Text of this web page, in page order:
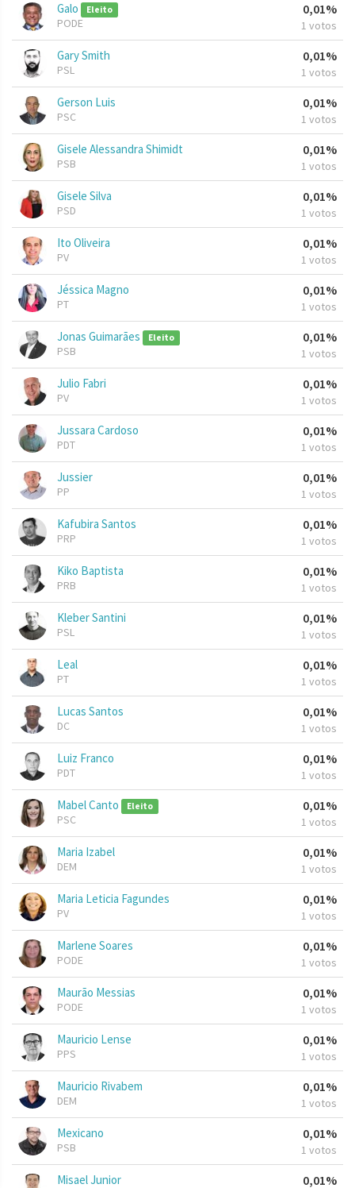
Galo Eleito
PODE
0,01%
1 votos
Gary Smith
PSL
0,01%
1 votos
Gerson Luis
PSC
0,01%
1 votos
Gisele Alessandra Shimidt
PSB
0,01%
1 votos
Gisele Silva
PSD
0,01%
1 votos
Ito Oliveira
PV
0,01%
1 votos
Jéssica Magno
PT
0,01%
1 votos
Jonas Guimarães Eleito
PSB
0,01%
1 votos
Julio Fabri
PV
0,01%
1 votos
Jussara Cardoso
PDT
0,01%
1 votos
Jussier
PP
0,01%
1 votos
Kafubira Santos
PRP
0,01%
1 votos
Kiko Baptista
PRB
0,01%
1 votos
Kleber Santini
PSL
0,01%
1 votos
Leal
PT
0,01%
1 votos
Lucas Santos
DC
0,01%
1 votos
Luiz Franco
PDT
0,01%
1 votos
Mabel Canto Eleito
PSC
0,01%
1 votos
Maria Izabel
DEM
0,01%
1 votos
Maria Leticia Fagundes
PV
0,01%
1 votos
Marlene Soares
PODE
0,01%
1 votos
Maurão Messias
PODE
0,01%
1 votos
Mauricio Lense
PPS
0,01%
1 votos
Mauricio Rivabem
DEM
0,01%
1 votos
Mexicano
PSB
0,01%
1 votos
Misael Junior 0,01%